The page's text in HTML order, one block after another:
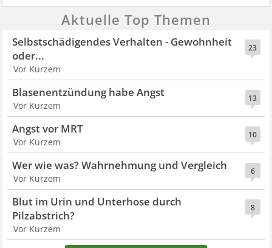
Aktuelle Top Themen
23
Selbstschädigendes Verhalten - Gewohnheit
oder...
Vor Kurzem
13
Blasenentzündung habe Angst
Vor Kurzem
10
Angst vor MRT
Vor Kurzem
6
Wer wie was? Wahrnehmung und Vergleich
Vor Kurzem
8
Blut im Urin und Unterhose durch
Pilzabstrich?
Vor Kurzem